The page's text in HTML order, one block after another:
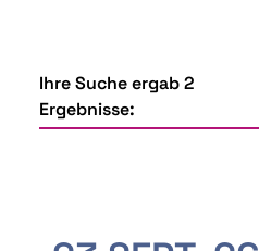
Ihre Suche ergab 2
Ergebnisse: